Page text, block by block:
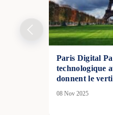
Paris Digital
technologique
donnent le
08 Nov 2025